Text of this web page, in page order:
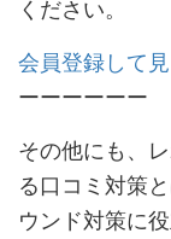
ください。
会員登録して
ーーーーーー
その他にも、
る口コミ対策
ウンド対策に